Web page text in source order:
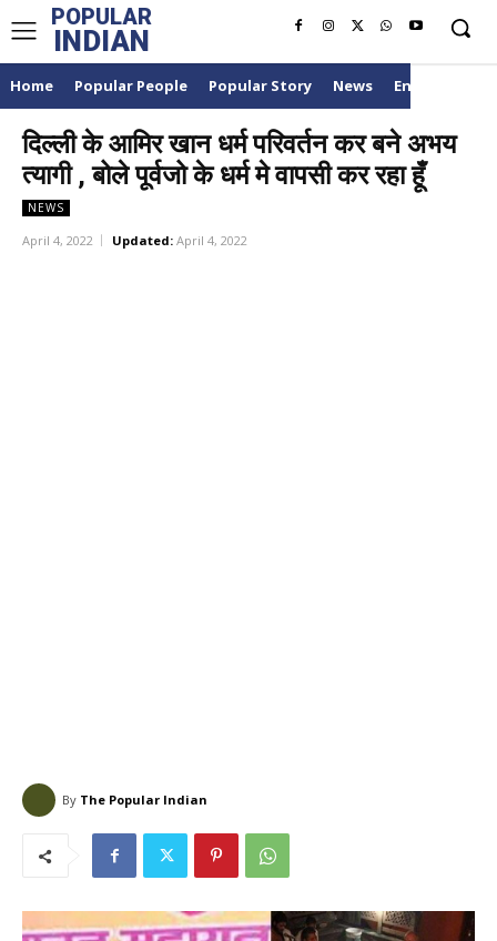
POPULAR
INDIAN
Home Popular People Popular Story News
दिल्ली के आमिर खान धर्म परिवर्तन कर बने अभय
त्यागी , बोले पूर्वजो के धर्म मे वापसी कर रहा हूँ
NEWS
April 4, 2022 Updated: April 4, 2022
By The Popular Indian